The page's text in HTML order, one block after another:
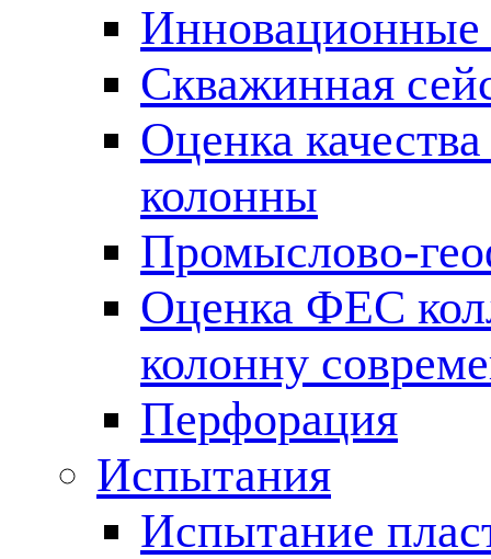
Инновационные
Скважинная
Оценка
колонны
Промыслово-
Оценка ФЕС
колонну
Перфорация
Испытания
Испытание